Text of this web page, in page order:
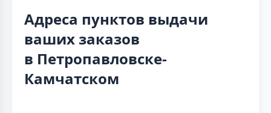
Адреса пунктов выдачи
ваших заказов
в Петропавловске-
Камчатском